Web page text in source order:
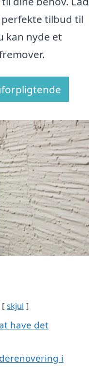
tilbud til
kan nyde et
skjul
have det
i